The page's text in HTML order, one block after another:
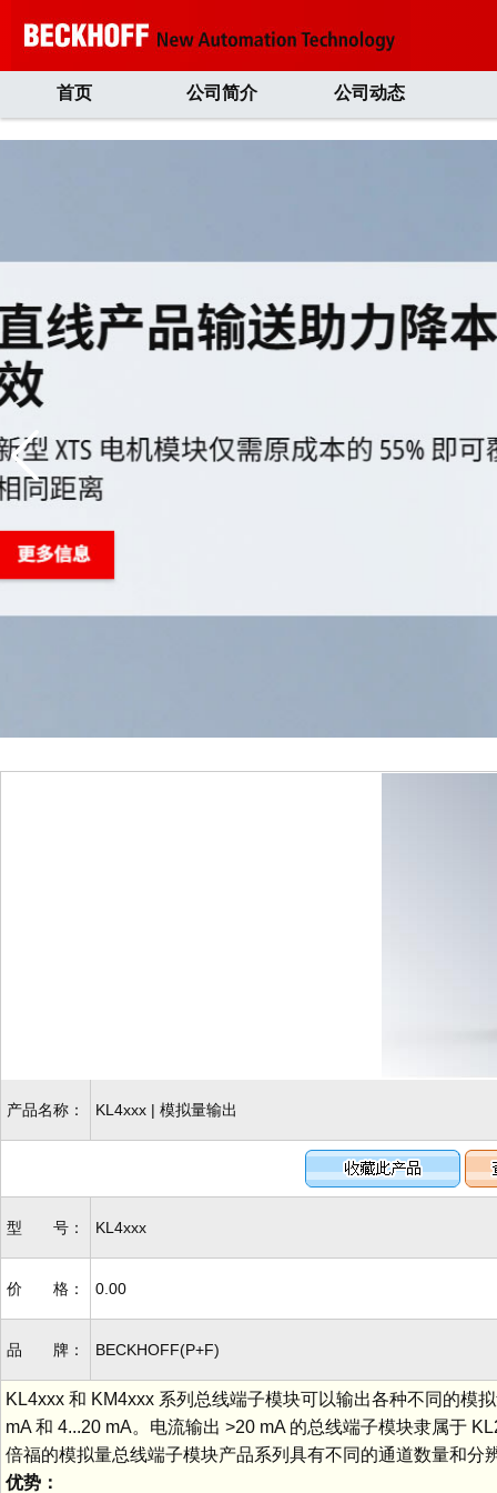
首页 公司简介 公司动态
产品名称： KL4xxx | 模拟量输出
型 号： KL4xxx
价 格： 0.00
品 牌： BECKHOFF(P+F)
KL4xxx 和 KM4xxx 系列总线端子模块可以输出各种不同的模
mA 和 4...20 mA。电流输出 >20 mA 的总线端子模块隶属于
倍福的模拟量总线端子模块产品系列具有不同的通道数量和分
优势：